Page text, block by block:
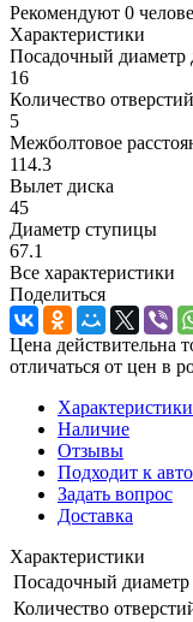
Рекомендуют 0
Характеристики
Посадочный диаметр
16
Количество отверстий
5
Межболтовое
114.3
Вылет диска
45
Диаметр ступицы
67.1
Все характеристики
Поделиться
Цена действительна
отличаться от цен в
Характеристики
Наличие
Отзывы
Подходит к авто
Задать вопрос
Доставка
Характеристики
Посадочный диаметр
Количество